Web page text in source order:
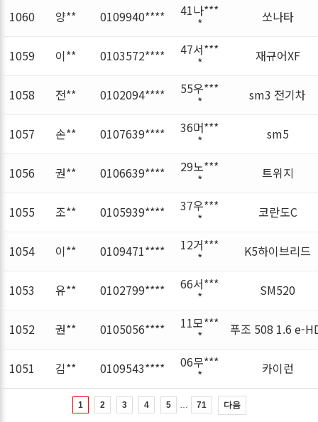
1060 양** 0109940**** 41나***
* 쏘나타
1059 이** 0103572**** 47서***
* 재규어XF
1058 전** 0102094**** 55우***
* sm3 전기차
1057 손** 0107639**** 36머***
* sm5
1056 권** 0106639**** 29노***
* 트위지
1055 조** 0105939**** 37우***
* 코란도C
1054 이** 0109471**** 12거***
* K5하이브리드
1053 유** 0102799**** 66서***
* SM520
1052 권** 0105056**** 11모***
* 푸조 508 1.6 e-
1051 김** 0109543**** 06무***
* 카이런
1 2 3 4 5 71 다음